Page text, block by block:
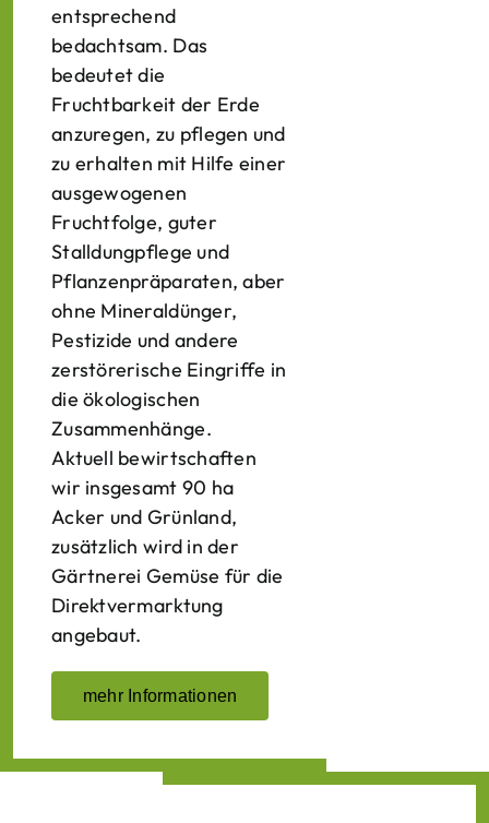
entsprechend
bedachtsam. Das
bedeutet die
Fruchtbarkeit der Erde
anzuregen, zu pflegen und
zu erhalten mit Hilfe einer
ausgewogenen
Fruchtfolge, guter
Stalldungpflege und
Pflanzenpräparaten, aber
ohne Mineraldünger,
Pestizide und andere
zerstörerische Eingriffe in
die ökologischen
Zusammenhänge.
Aktuell bewirtschaften
wir insgesamt 90 ha
Acker und Grünland,
zusätzlich wird in der
Gärtnerei Gemüse für die
Direktvermarktung
angebaut.
mehr Informationen